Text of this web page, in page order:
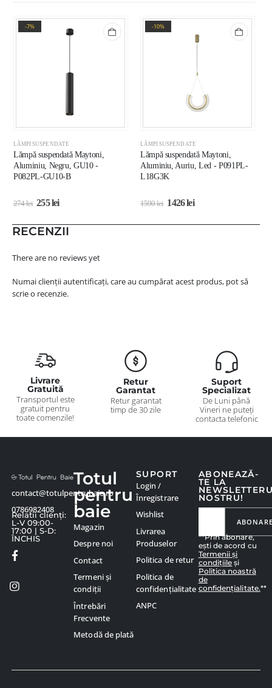
-7%
LĂMPI SUSPENDATE
Lămpă suspendată Maytoni,
Aluminiu, Negru, GU10 -
P082PL-GU10-B
274lei 255lei
-10%
LĂMPI SUSPENDATE
Lămpă suspendată Maytoni,
Aluminiu, Auriu, Led - P091PL-
L18G3K
1590lei 1426lei
RECENZII
There are no reviews yet
Numai clienții autentificați, care au cumpărat acest produs, pot să
scrie o recenzie.
Livrare
Gratuită
Transportul este
gratuit pentru
toate comenzile!
Retur
Garantat
Retur garantat
timp de 30 zile
Suport
Specializat
De Luni până
Vineri ne puteți
contacta telefonic
contact@totulpentrubaie.ro
0786982408
Relatii clienți:
L-V 09:00-
17:00 | S-D:
ÎNCHIS
ABONEAZĂ-
TE LA
NOSTRU!
**Prin abonare,
ești de acord cu
Termenii și
condițiile și
Politica noastră
de
confidențialitate.**
Totul
pentru
baie
Magazin
Despre noi
Contact
Termeni și
condiții
Întrebări
Frecvente
Metodă de plată
SUPORT
Login /
Înregistrare
Wishlist
Livrarea
Produselor
Politica de retur
Politica de
confidențialitate
ANPC